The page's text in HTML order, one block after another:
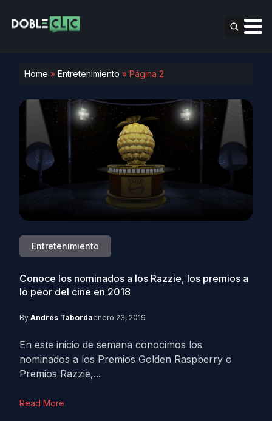
Home » Entretenimiento » Página 2
Entretenimiento
Conoce los nominados a los Razzie, los premios a
lo peor del cine en 2018
By Andrés Tabordaenero 23, 2019
En este inicio de semana conocimos los
nominados a los Premios Golden Raspberry o
Premios Razzie,...
Read More